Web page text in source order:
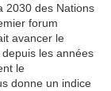
2030 des Nations
forum
avancer le
les années
le
donne un indice